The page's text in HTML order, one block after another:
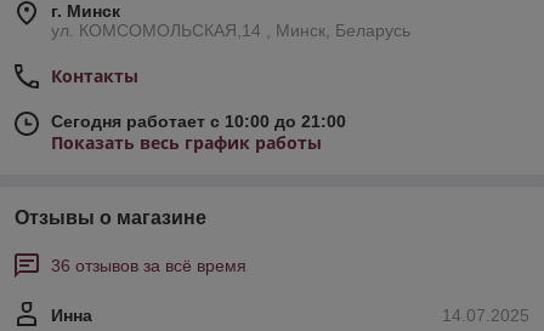
г. Минск
ул. КОМСОМОЛЬСКАЯ,14 , Минск, Беларусь
Контакты
Сегодня работает с 10:00 до 21:00
Показать весь график работы
Отзывы о магазине
36 отзывов за всё время
14.07.2025
Инна